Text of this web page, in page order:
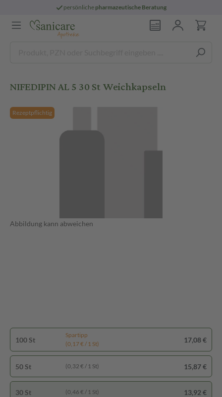
persönliche pharmazeutische Beratung
NIFEDIPIN AL 5 30 St Weichkapseln
Rezeptpflichtig
Abbildung kann abweichen
100 St
Spartipp
(0,17 € / 1 St)
17,08 €
50 St (0,32 € / 1 St) 15,87 €
30 St (0,46 € / 1 St) 13,92 €